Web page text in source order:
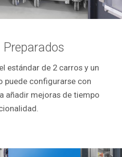
Preparados
estándar de 2 carros y un
puede configurarse con
añadir mejoras de tiempo